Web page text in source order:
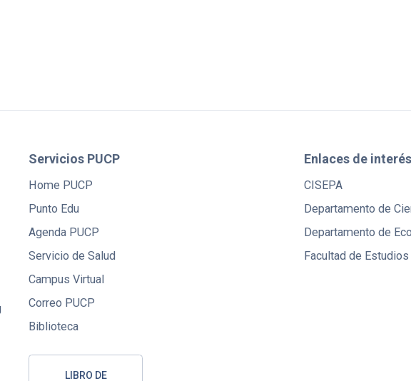
Servicios PUCP
Home PUCP
Punto Edu
Agenda PUCP
Servicio de Salud
Campus Virtual
Correo PUCP
Biblioteca
LIBRO DE
Enlaces de interés
CISEPA
Departamento de
Departamento de
Facultad de